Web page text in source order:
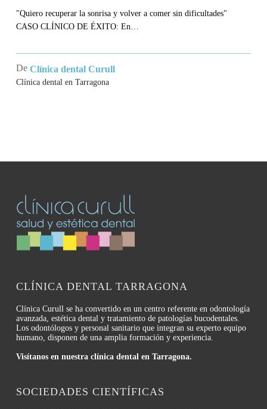
"Quiero recuperar la sonrisa y volver a comer sin dificultades"
CASO CLÍNICO DE ÉXITO: En…
De Clínica dental Curull
Clínica dental en Tarragona
CLÍNICA DENTAL TARRAGONA
Clínica Curull se ha convertido en un centro referente en odontología
avanzada, estética dental y tratamiento de patologías bucodentales.
Los odontólogos y personal sanitario que integran su experto equipo
humano, disponen de una amplia formación y experiencia.
Visítanos en nuestra clínica dental en Tarragona.
SOCIEDADES CIENTÍFICAS